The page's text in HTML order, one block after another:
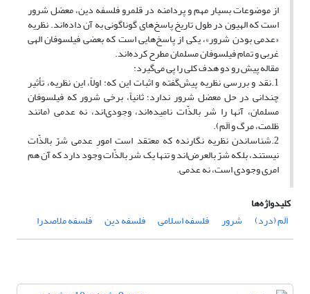
از موضوعات بسیار مهم و پردامنه در قلمرو فلسفه دین، معضل شرور
است که الهیون در طول تاریخ پاسخ‌های گوناگونی به آن داده‌اند. نظریه
«عدمی بودن شرور»، یکی از پاسخ‌هایی است که بعضی فیلسوفان الهی
غربی و تمام فیلسوفان مسلمان مطرح کرده‌اند.
مقاله پیش رو دو هدف کلی را پی می‌گیرد:
1.نقد و بررسی نظریه پیش‌گفته و اثبات این که: اولاً، این نظریه، تأثیر
چندانی در حل معضل شرور ندارد؛ ثانیاً، برخی شرور که فیلسوفان
مسلمان، آنها را شر بالذّات‌ نامیده‌اند، وجودی‌اند، نه عدمی (مانند
ظلمت، مرگ و اَلَم).
2.شناساندن نظریه نگارنده که معتقد است امورِ عدمی شرّ بالذّات
نیستند، بلکه شرّ بالعرض‌اند و تنها یک شر بالذّات وجود دارد که آن هم
امری وجودی است، نه عدمی.
کلیدواژه‌ها
اَلَم (درد)
شرور فلسفه اسلامی فلسفه دین فلسفه ملاصدرا